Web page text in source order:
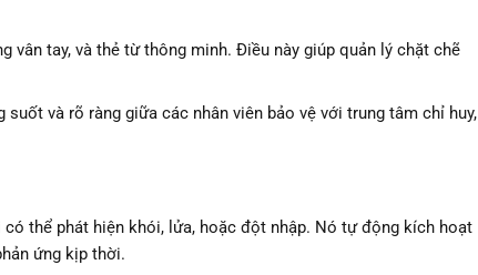
vân tay, và thẻ từ thông minh. Điều này giúp quản lý chặt chẽ
và rõ ràng giữa các nhân viên bảo vệ với trung tâm chỉ huy,
thể phát hiện khói, lửa, hoặc đột nhập. Nó tự động kích hoạt
ứng kịp thời.